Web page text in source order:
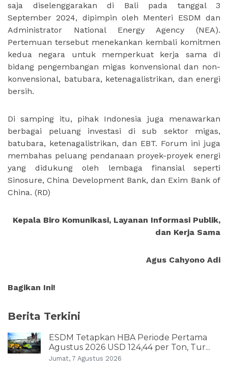
saja diselenggarakan di Bali pada tanggal 3
September 2024, dipimpin oleh Menteri ESDM dan
Administrator National Energy Agency (NEA).
Pertemuan tersebut menekankan kembali komitmen
kedua negara untuk memperkuat kerja sama di
bidang pengembangan migas konvensional dan non-
konvensional, batubara, ketenagalistrikan, dan energi
bersih.
Di samping itu, pihak Indonesia juga menawarkan
berbagai peluang investasi di sub sektor migas,
batubara, ketenagalistrikan, dan EBT. Forum ini juga
membahas peluang pendanaan proyek-proyek energi
yang didukung oleh lembaga finansial seperti
Sinosure, China Development Bank, dan Exim Bank of
China. (RD)
Kepala Biro Komunikasi, Layanan Informasi Publik,
dan Kerja Sama
Agus Cahyono Adi
Bagikan Ini!
Berita Terkini
ESDM Tetapkan HBA Periode Pertama
Agustus 2026 USD 124,44 per Ton, Tur...
Jumat, 7 Agustus 2026